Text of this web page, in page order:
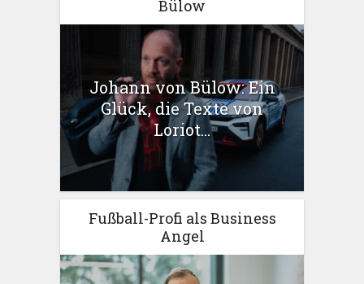
Bülow
Johann von Bülow: Ein
Glück, die Texte von
Loriot...
Fußball-Profi als Business
Angel